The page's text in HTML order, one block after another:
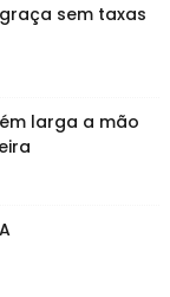
sem taxas
larga a mão